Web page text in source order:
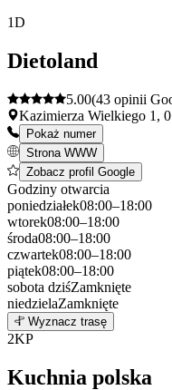
1D
Dietoland
5.00(43 opinii
Kazimierza Wielkiego 1,
Pokaż numer
Strona WWW
Zobacz profil Google
Godziny otwarcia
poniedziałek08:00–18:00
wtorek08:00–18:00
środa08:00–18:00
czwartek08:00–18:00
piątek08:00–18:00
sobota dziśZamknięte
niedzielaZamknięte
+
Wyznacz trasę
2KP
Kuchnia polska